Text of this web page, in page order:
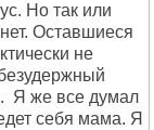
Но так или
Оставшиеся
не
Я же все думал
себя мама. Я